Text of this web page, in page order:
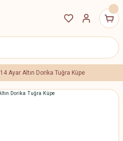
14 Ayar Altın Dorika Tuğra Küpe